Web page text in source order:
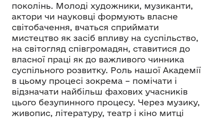
поколінь. Молоді художники, музиканти,
актори чи науковці формують власне
світобачення, вчаться сприймати
мистецтво як засіб впливу на суспільство,
на світогляд співгромадян, ставитися до
власної праці як до важливого чинника
суспільного розвитку. Роль нашої Академії
в цьому процесі зокрема – помічати і
відзначати найбільш фахових учасників
цього безупинного процесу. Через музику,
живопис, літературу, театр і кіно митці